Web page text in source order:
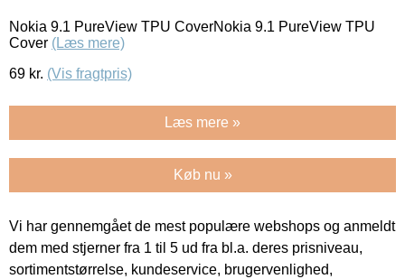
Nokia 9.1 PureView TPU CoverNokia 9.1 PureView TPU
Cover (Læs mere)
69 kr. (Vis fragtpris)
Læs mere »
Køb nu »
Vi har gennemgået de mest populære webshops og anmeldt
dem med stjerner fra 1 til 5 ud fra bl.a. deres prisniveau,
sortimentstørrelse, kundeservice, brugervenlighed,